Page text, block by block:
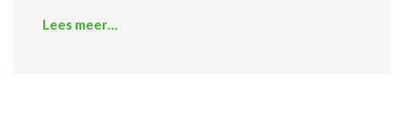
Lees meer…